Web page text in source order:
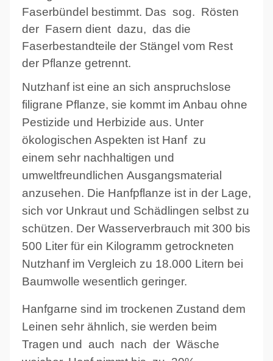
Faserbündel bestimmt. Das sog. Rösten
der Fasern dient dazu, das die
Faserbestandteile der Stängel vom Rest
der Pflanze getrennt.
Nutzhanf ist eine an sich anspruchslose
filigrane Pflanze, sie kommt im Anbau ohne
Pestizide und Herbizide aus. Unter
ökologischen Aspekten ist Hanf zu
einem sehr nachhaltigen und
umweltfreundlichen Ausgangsmaterial
anzusehen. Die Hanfpflanze ist in der Lage,
sich vor Unkraut und Schädlingen selbst zu
schützen. Der Wasserverbrauch mit 300 bis
500 Liter für ein Kilogramm getrockneten
Nutzhanf im Vergleich zu 18.000 Litern bei
Baumwolle wesentlich geringer.
Hanfgarne sind im trockenen Zustand dem
Leinen sehr ähnlich, sie werden beim
Tragen und auch nach der Wäsche